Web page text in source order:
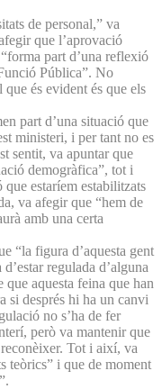
de personal,” va
que l’aprovació
part d’una reflexió
Pública”. No
és evident és que els
part d’una situació que
ministeri, i per tant no es
sentit, va apuntar que
demogràfica”, tot i
estaríem estabilitzats
va afegir que “hem de
amb una certa
“la figura d’aquesta gent
regulada d’alguna
que aquesta feina que han
si després hi ha un canvi
no s’ha de fer
però va mantenir que
Tot i així, va
teòrics” i que de moment